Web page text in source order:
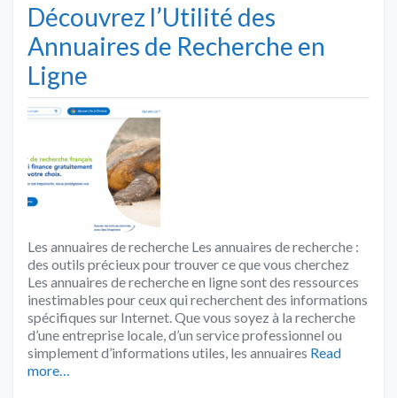
Découvrez l’Utilité des
Annuaires de Recherche en
Ligne
Les annuaires de recherche Les annuaires de recherche :
des outils précieux pour trouver ce que vous cherchez
Les annuaires de recherche en ligne sont des ressources
inestimables pour ceux qui recherchent des informations
spécifiques sur Internet. Que vous soyez à la recherche
d’une entreprise locale, d’un service professionnel ou
simplement d’informations utiles, les annuaires Read
more…